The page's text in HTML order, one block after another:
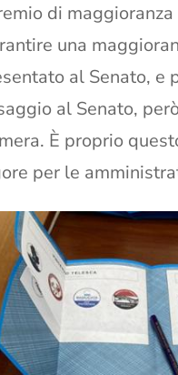
di
una
al Senato,
al Senato,
È proprio
per le